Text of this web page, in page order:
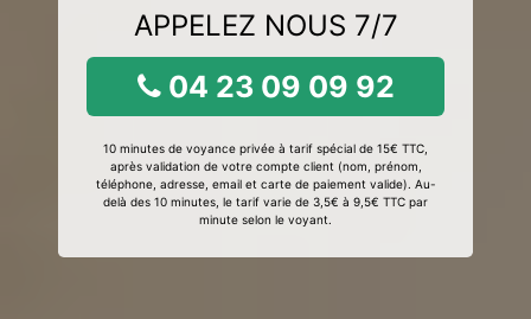
APPELEZ NOUS 7/7
04 23 09 09 92
10 minutes de voyance privée à tarif spécial de 15€ TTC,
après validation de votre compte client (nom, prénom,
téléphone, adresse, email et carte de paiement valide). Au-
delà des 10 minutes, le tarif varie de 3,5€ à 9,5€ TTC par
minute selon le voyant.